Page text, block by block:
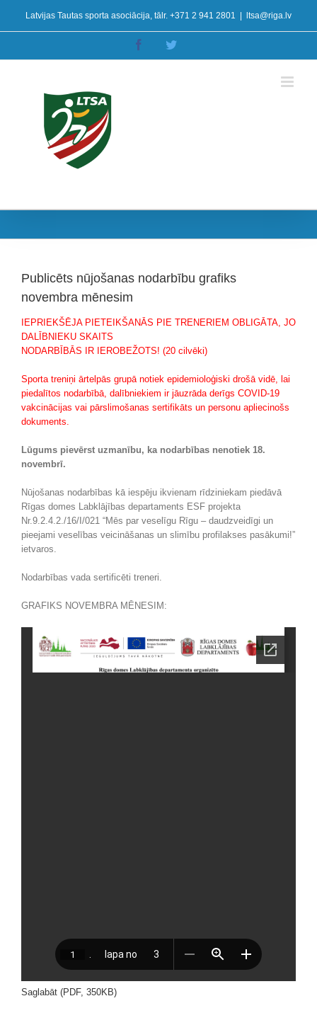
content
Latvijas Tautas sporta asociācija, tālr. +371 2 941 2801 ltsa@riga.lv
Facebook
Publicēts nūjošanas nodarbību grafiks
novembra mēnesim
IEPRIEKŠĒJA PIETEIKŠANĀS PIE TRENERIEM OBLIGĀTA, JO
DALĪBNIEKU SKAITS
NODARBĪBĀS IR IEROBEŽOTS! (20 cilvēki)
Sporta treniņi ārtelpās grupā notiek epidemioloģiski drošā vidē, lai
piedalītos nodarbībā, dalībniekiem ir jāuzrāda derīgs COVID-19
vakcinācijas vai pārslimošanas sertifikāts un personu apliecinošs
dokuments.
Lūgums pievērst uzmanību, ka nodarbības nenotiek 18.
novembrī.
Nūjošanas nodarbības kā iespēju ikvienam rīdziniekam piedāvā
Rīgas domes Labklājības departaments ESF projekta
Nr.9.2.4.2./16/I/021 “Mēs par veselīgu Rīgu – daudzveidīgi un
pieejami veselības veicināšanas un slimību profilakses pasākumi!”
ietvaros.
Nodarbības vada sertificēti treneri.
GRAFIKS NOVEMBRA MĒNESIM:
Saglabāt (PDF, 350KB)